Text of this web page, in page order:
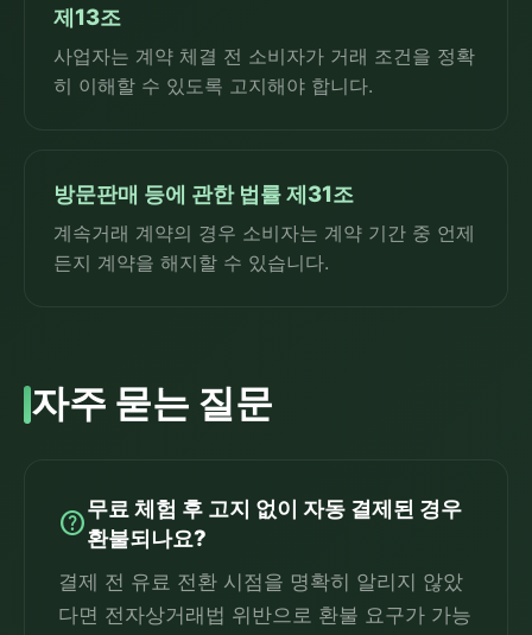
제13조
사업자는 계약 체결 전 소비자가 거래 조건을 정확
히 이해할 수 있도록 고지해야 합니다.
방문판매 등에 관한 법률 제31조
계속거래 계약의 경우 소비자는 계약 기간 중 언제
든지 계약을 해지할 수 있습니다.
자주 묻는 질문
help무료 체험 후 고지 없이 자동 결제된 경우
환불되나요?
결제 전 유료 전환 시점을 명확히 알리지 않았
다면 전자상거래법 위반으로 환불 요구가 가능